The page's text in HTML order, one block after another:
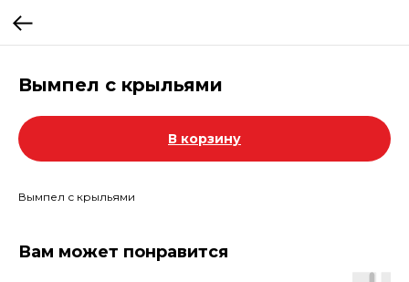
Вымпел с крыльями
В корзину
Вымпел с крыльями
Вам может понравится